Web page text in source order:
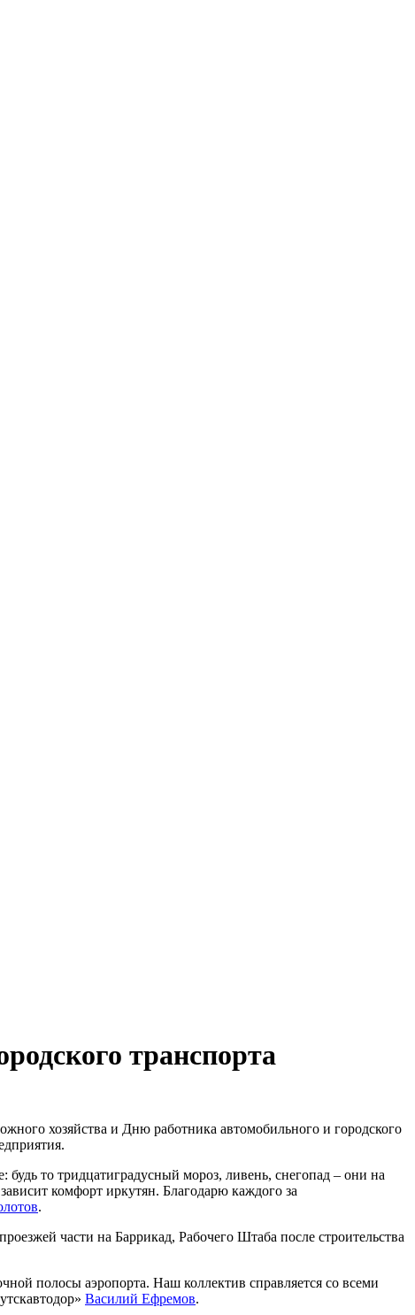
транспорта
хозяйства и Дню работника автомобильного и городского
то тридцатиградусный мороз, ливень, снегопад – они на
комфорт иркутян. Благодарю каждого за
.
части на Баррикад, Рабочего Штаба после строительства
полосы аэропорта. Наш коллектив справляется со всеми
Василий Ефремов.